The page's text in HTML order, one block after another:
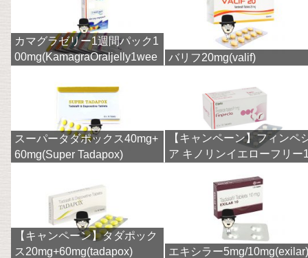
カマグラゼリー1週間パック1
00mg(KamagraOraljelly1wee
バリフ20mg(valif)
スーパータダポックス40mg+
60mg(Super Tadapox)
【キャンペーン】フィンペ
ア キノリンイエローフリー
【キャンペーン】タダポック
ス20mg+60mg(tadapox)
エキシラー5mg/10mg(exilar)